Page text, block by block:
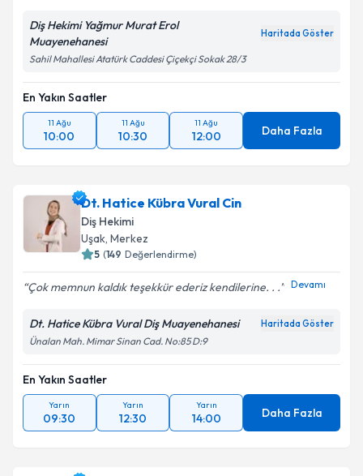
Takvim Talebini Gönder
Diş Hekimi Yağmur Murat Erol
Muayenehanesi
Haritada Göster
Sahil Mahallesi Atatürk Caddesi Çiçekçi Sokak 28/3
En Yakın Saatler
11 Ağu
10:00
11 Ağu
10:30
11 Ağu
12:00 Daha Fazla
Dt. Hatice Kübra Vural Cin
Diş Hekimi
Uşak, Merkez
5 (149 Değerlendirme)
Çok memnun kaldık teşekkür ederiz kendilerine. . . Devamı
Dt. Hatice Kübra Vural Diş Muayenehanesi Haritada Göster
Ünalan Mah. Mimar Sinan Cad. No:85 D:9
En Yakın Saatler
Yarın
09:30
Yarın
12:30
Yarın
14:00 Daha Fazla